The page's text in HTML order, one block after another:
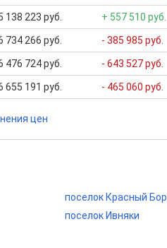
138 223 руб. + 557 510 руб.
734 266 руб. - 385 985 руб.
476 724 руб. - 643 527 руб.
655 191 руб. - 465 060 руб.
цен
поселок Красный Бор
поселок Ивняки